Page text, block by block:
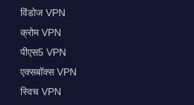
विंडोज VPN
क्रोम VPN
पीएस5 VPN
एक्सबॉक्स VPN
स्विच VPN